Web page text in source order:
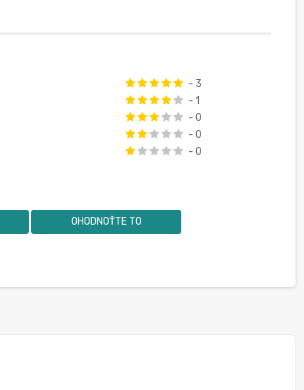
- 3
- 1
- 0
- 0
- 0
OHODNOŤTE TO